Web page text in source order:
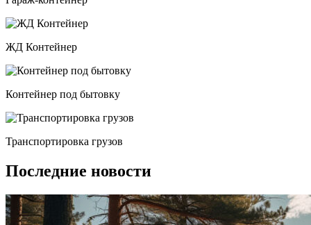
ЖД Контейнер
Контейнер под бытовку
Транспортировка грузов
Последние новости